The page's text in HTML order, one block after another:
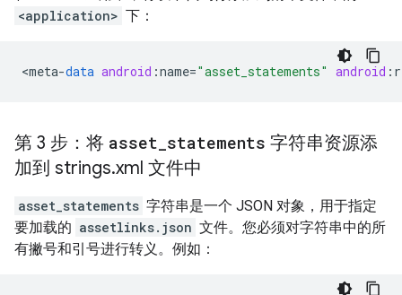
<application> 下：
<meta-data android :name="asset_statements" android :
第 3 步：将 asset statements 字符串资源添
加到 strings.xml 文件中
asset_statements 字符串是一个 JSON 对象，用于指定
要加载的 assetlinks.json 文件。您必须对字符串中的所
有撇号和引号进行转义。例如：